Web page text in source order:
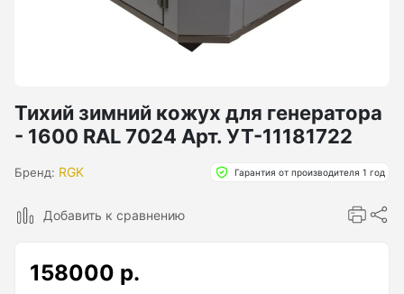
Тихий зимний кожух для генератора
- 1600 RAL 7024 Арт. УТ-11181722
Бренд: RGK Гарантия от производителя 1 год
Добавить к сравнению
158000 р.
Бензиновые генераторы серии A
Бензиновые генераторы серии Lite
Дальномеры
Лазерный датчик расстояния